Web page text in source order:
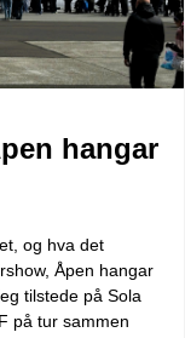
hangar
og hva det
Åpen hangar
tilstede på Sola
på tur sammen